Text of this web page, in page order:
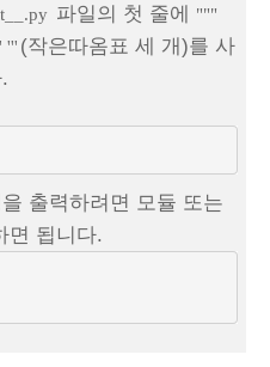
파일의 첫 줄에
"""
''' (작은따옴표 세 개)를 사
출력하려면 모듈 또는
면 됩니다.